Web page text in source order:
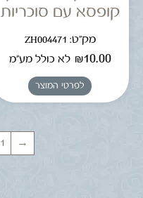
קופסא עם סוכריות
מק"ט: ZH004471
₪10.00 לא כולל מע"מ
לפרטי המוצר
→
1